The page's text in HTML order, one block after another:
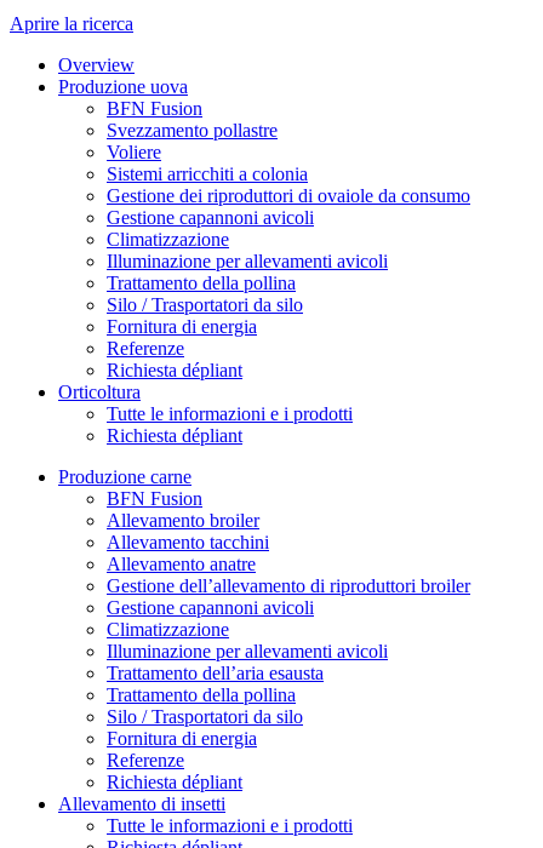
Aprire la ricerca
Overview
Produzione uova
BFN Fusion
Svezzamento pollastre
Voliere
Sistemi arricchiti a colonia
Gestione dei riproduttori di ovaiole da consumo
Gestione capannoni avicoli
Climatizzazione
Illuminazione per allevamenti avicoli
Trattamento della pollina
Silo / Trasportatori da silo
Fornitura di energia
Referenze
Richiesta dépliant
Orticoltura
Tutte le informazioni e i prodotti
Richiesta dépliant
Produzione carne
BFN Fusion
Allevamento broiler
Allevamento tacchini
Allevamento anatre
Gestione dell’allevamento di riproduttori broiler
Gestione capannoni avicoli
Climatizzazione
Illuminazione per allevamenti avicoli
Trattamento dell’aria esausta
Trattamento della pollina
Silo / Trasportatori da silo
Fornitura di energia
Referenze
Richiesta dépliant
Allevamento di insetti
Tutte le informazioni e i prodotti